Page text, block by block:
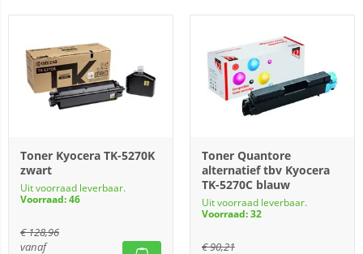
Toner Kyocera TK-5270K
zwart
Uit voorraad leverbaar.
Voorraad: 46
€128,96
vanaf
Toner Quantore
alternatief tbv Kyocera
TK-5270C blauw
Uit voorraad leverbaar.
Voorraad: 32
€90,21